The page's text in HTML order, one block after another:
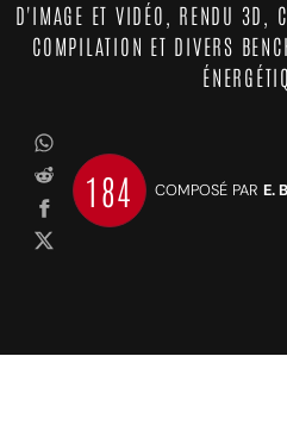
D'IMAGE ET VIDÉO, RENDU 3D,
COMPILATION ET DIVERS
184 COMPOSÉ PAR E.